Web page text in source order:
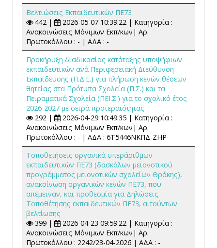
Βελτιώσεις Εκπαιδευτικών ΠΕ73
442 |
2026-05-07 10:39:22 | Κατηγορία :
Ανακοινώσεις Μόνιμων Εκπ/κων| Αρ.
Πρωτοκόλλου : - | ΑΔΑ : -
Προκήρυξη διαδικασίας κατάταξης υποψήφιων
εκπαιδευτικών ανά Περιφερειακή Διεύθυνση
Εκπαίδευσης (Π.Δ.Ε.) για πλήρωση κενών θέσεων
θητείας στα Πρότυπα Σχολεία (Π.Σ.) και τα
Πειραματικά Σχολεία (ΠΕΙ.Σ.) για το σχολικό έτος
2026-2027 με σειρά προτεραιότητας
292 |
2026-04-29 10:49:35 | Κατηγορία :
Ανακοινώσεις Μόνιμων Εκπ/κων| Αρ.
Πρωτοκόλλου : - | ΑΔΑ : 6Τ5446ΝΚΠΔ-ΖΗΡ
Τοποθετήσεις οργανικά υπεράριθμων
εκπαιδευτικών ΠΕ73 (δασκάλων μειονοτικού
προγράμματος μειονοτικών σχολείων Θράκης),
ανακοίνωση οργανικών κενών ΠΕ73, που
απέμειναν, και προθεσμία για Δηλώσεις
Τοποθέτησης εκπαιδευτικών ΠΕ73, αιτούντων
βελτίωσης
399 |
2026-04-23 09:59:22 | Κατηγορία :
Ανακοινώσεις Μόνιμων Εκπ/κων| Αρ.
Πρωτοκόλλου : 2242/23-04-2026 | ΑΔΑ : -